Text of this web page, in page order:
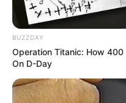
Ακολουθήστε το
News
BUZZDAY
Operation Titanic: How 400
On D-Day